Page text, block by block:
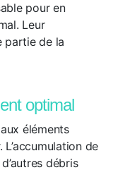
pour en
Leur
partie de la
optimal
éléments
L’accumulation de
débris